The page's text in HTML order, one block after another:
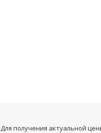
Для получения актуальной